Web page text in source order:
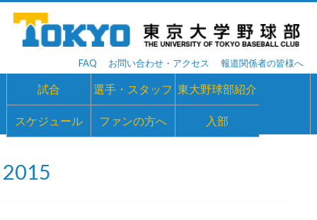
FAQ お問い合わせ・アクセス 報道関係者の皆様へ
試合 選手・スタッフ 東大野球部紹介
スケジュール ファンの方へ 入部
2015